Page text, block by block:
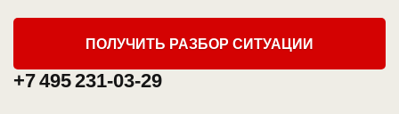
ПОЛУЧИТЬ РАЗБОР СИТУАЦИИ
+7 495 231-03-29